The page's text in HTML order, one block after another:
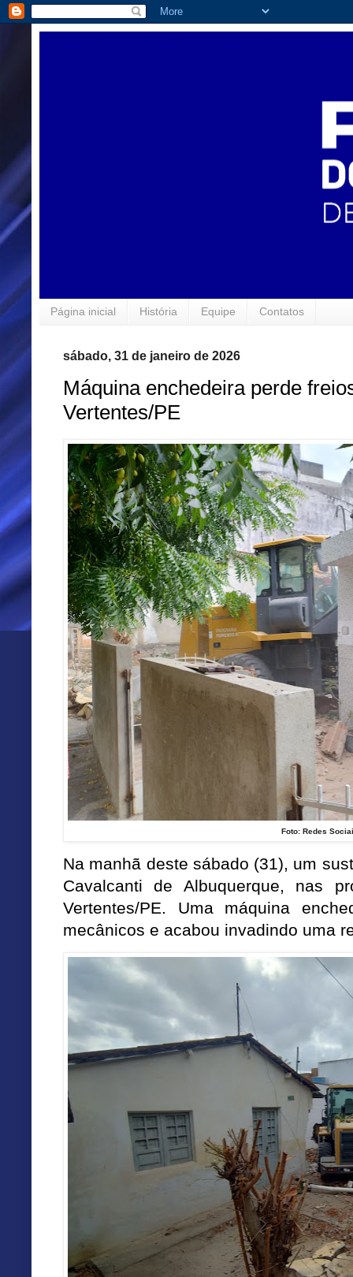
Página inicial História Equipe Contatos
sábado, 31 de janeiro de 2026
Máquina enchedeira perde
Vertentes/PE
Foto: Redes
Na manhã deste sábado (31), um
Cavalcanti de Albuquerque, nas
Vertentes/PE. Uma máquina
mecânicos e acabou invadindo uma